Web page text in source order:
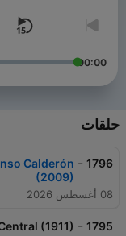
00:00
حلقات
1796
-
Calderón
(2009)
08 أغسطس 2026
1795
-
(1911)